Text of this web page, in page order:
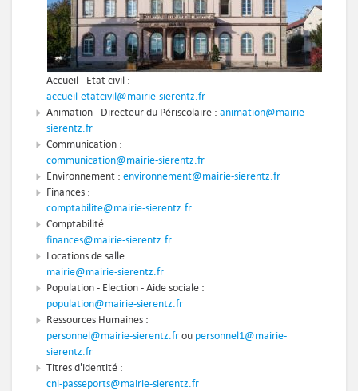
Accueil - Etat civil :
accueil-etatcivil@mairie-sierentz.fr
Animation - Directeur du Périscolaire : animation@mairie-
sierentz.fr
Communication :
communication@mairie-sierentz.fr
Environnement : environnement@mairie-sierentz.fr
Finances :
comptabilite@mairie-sierentz.fr
Comptabilité :
finances@mairie-sierentz.fr
Locations de salle :
mairie@mairie-sierentz.fr
Population - Election - Aide sociale :
population@mairie-sierentz.fr
Ressources Humaines :
personnel@mairie-sierentz.frou personnel1@mairie-
sierentz.fr
Titres d'identité :
cni-passeports@mairie-sierentz.fr